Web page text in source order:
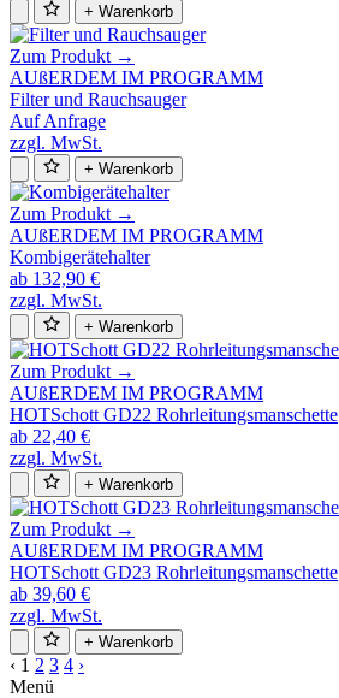
+ Warenkorb
Zum Produkt →
AUßERDEM IM PROGRAMM
Filter und Rauchsauger
Auf Anfrage
zzgl. MwSt.
+ Warenkorb
Zum Produkt →
AUßERDEM IM PROGRAMM
Kombigerätehalter
ab 132,90 €
zzgl. MwSt.
+ Warenkorb
Zum Produkt →
AUßERDEM IM PROGRAMM
HOTSchott GD22 Rohrleitungsmanschette
ab 22,40 €
zzgl. MwSt.
+ Warenkorb
Zum Produkt →
AUßERDEM IM PROGRAMM
HOTSchott GD23 Rohrleitungsmanschette
ab 39,60 €
zzgl. MwSt.
+ Warenkorb
‹ 1 2 3 4 ›
Menü